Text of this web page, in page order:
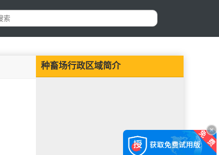
种畜场行政区域简介